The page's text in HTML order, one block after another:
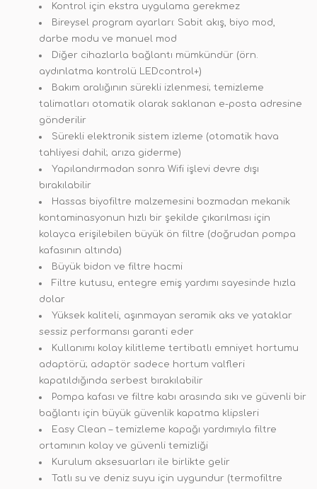
Kontrol için ekstra uygulama gerekmez
Bireysel program ayarları: Sabit akış, biyo mod,
darbe modu ve manuel mod
Diğer cihazlarla bağlantı mümkündür (örn.
aydınlatma kontrolü LEDcontrol+)
Bakım aralığının sürekli izlenmesi; temizleme
talimatları otomatik olarak saklanan e-posta adresine
gönderilir
Sürekli elektronik sistem izleme (otomatik hava
tahliyesi dahil; arıza giderme)
Yapılandırmadan sonra Wifi işlevi devre dışı
bırakılabilir
Hassas biyofiltre malzemesini bozmadan mekanik
kontaminasyonun hızlı bir şekilde çıkarılması için
kolayca erişilebilen büyük ön filtre (doğrudan pompa
kafasının altında)
Büyük bidon ve filtre hacmi
Filtre kutusu, entegre emiş yardımı sayesinde hızla
dolar
Yüksek kaliteli, aşınmayan seramik aks ve yataklar
sessiz performansı garanti eder
Kullanımı kolay kilitleme tertibatlı emniyet hortumu
adaptörü; adaptör sadece hortum valfleri
kapatıldığında serbest bırakılabilir
Pompa kafası ve filtre kabı arasında sıkı ve güvenli bir
bağlantı için büyük güvenlik kapatma klipsleri
Easy Clean – temizleme kapağı yardımıyla filtre
ortamının kolay ve güvenli temizliği
Kurulum aksesuarları ile birlikte gelir
Tatlı su ve deniz suyu için uygundur (termofiltre